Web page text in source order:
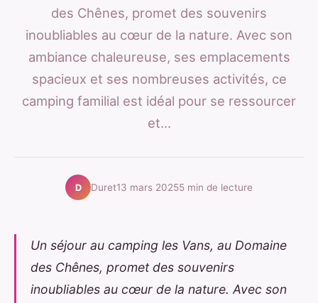
des Chênes, promet des souvenirs
inoubliables au cœur de la nature. Avec son
ambiance chaleureuse, ses emplacements
spacieux et ses nombreuses activités, ce
camping familial est idéal pour se ressourcer
et...
D Duret13 mars 20255 min de lecture
Un séjour au camping les Vans, au Domaine
des Chênes, promet des souvenirs
inoubliables au cœur de la nature. Avec son